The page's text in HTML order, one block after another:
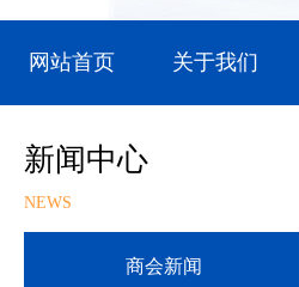
网站首页 关于我们
新闻中心
NEWS
商会新闻